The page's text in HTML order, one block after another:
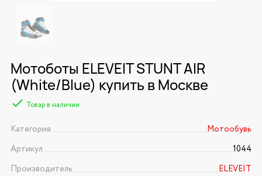
Мотоботы ELEVEIT STUNT AIR
(White/Blue) купить в Москве
Товар в наличии
Категория
Мотообувь
Артикул
1044
Производитель
ELEVEIT